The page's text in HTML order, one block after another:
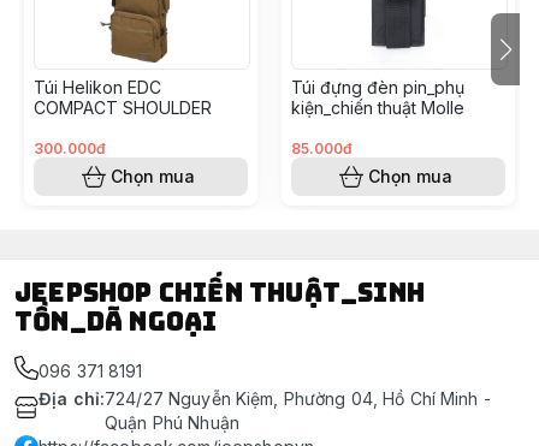
Túi Helikon EDC
COMPACT SHOULDER
300.000đ
Chọn mua
Túi đựng đèn pin_phụ
kiện_chiến thuật Molle
85.000đ
Chọn mua
Jeepshop chiến thuật_sinh
tồn_dã ngoại
096 371 8191
Địa chỉ:724/27 Nguyễn Kiệm, Phường 04, Hồ Chí Minh -
Quận Phú Nhuận